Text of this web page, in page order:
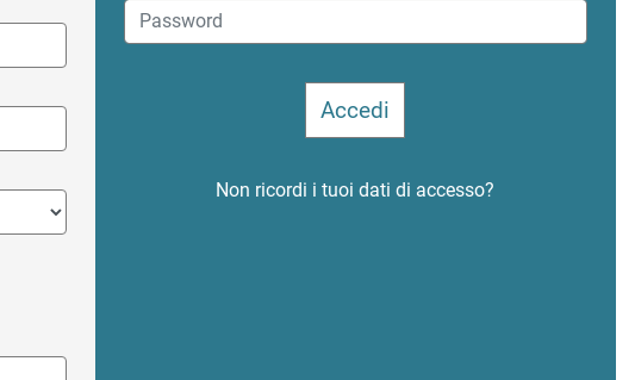
Non ricordi i tuoi dati di accesso?